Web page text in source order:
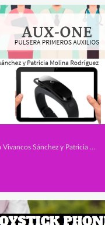
Secundaria, Alba Vivancos Sánchez y Patricia Molina Rodríguez